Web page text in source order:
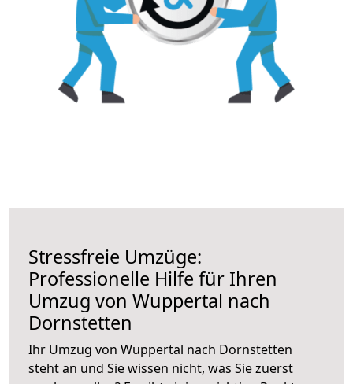
Stressfreie Umzüge:
Professionelle Hilfe für Ihren
Umzug von Wuppertal nach
Dornstetten
Ihr Umzug von Wuppertal nach Dornstetten
steht an und Sie wissen nicht, was Sie zuerst